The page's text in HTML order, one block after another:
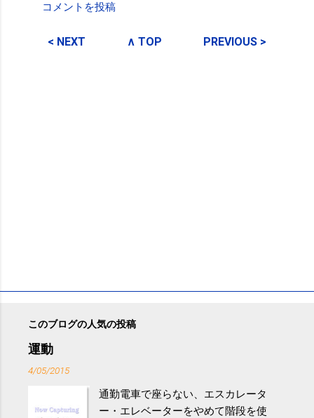
メ
コメントを投稿
< NEXT ∧ TOP PREVIOUS >
このブログの人気の投稿
運動
4/05/2015
通勤電車で座らない、エスカレータ
ー・エレベーターをやめて階段を使